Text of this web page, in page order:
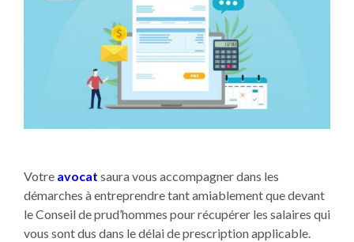
Votre avocat saura vous accompagner dans les
démarches à entreprendre tant amiablement que devant
le Conseil de prud’hommes pour récupérer les salaires qui
vous sont dus dans le délai de prescription applicable.